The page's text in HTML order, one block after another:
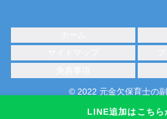
LINE追加はこちら
© 2022 元金欠保育士の